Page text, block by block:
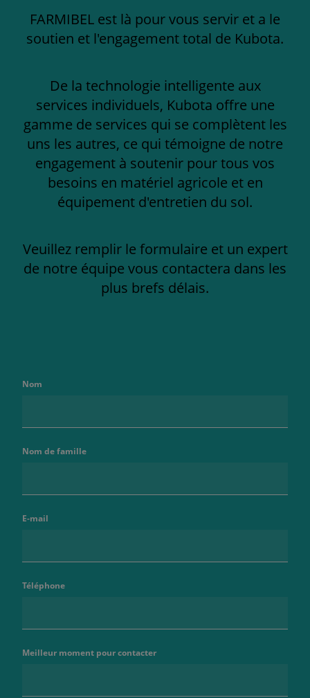
FARMIBEL est là pour vous servir et a le
soutien et l'engagement total de Kubota.
De la technologie intelligente aux
services individuels, Kubota offre une
gamme de services qui se complètent les
uns les autres, ce qui témoigne de notre
engagement à soutenir pour tous vos
besoins en matériel agricole et en
équipement d'entretien du sol.
Veuillez remplir le formulaire et un expert
de notre équipe vous contactera dans les
plus brefs délais.
Nom
Nom de famille
E-mail
Téléphone
Meilleur moment pour contacter